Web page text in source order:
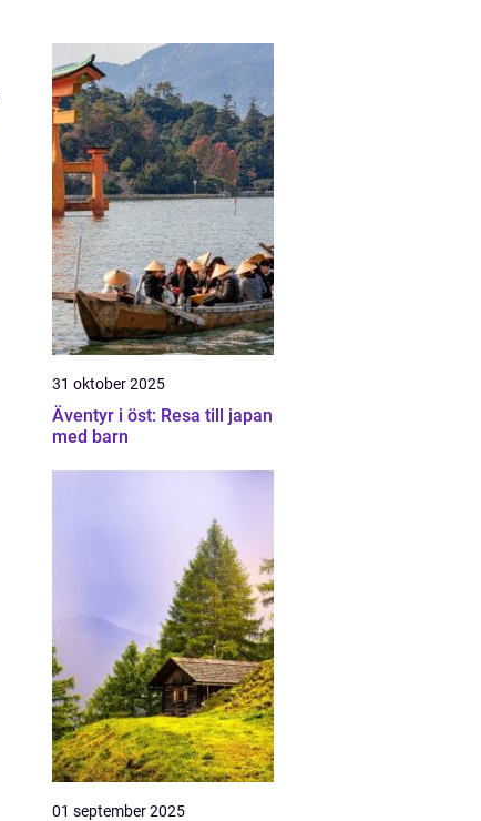
31 oktober 2025
Äventyr i öst: Resa till japan
med barn
01 september 2025